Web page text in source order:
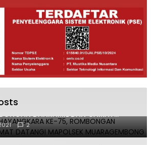
HUT BHAYANGKARA KE-75,
DANRAMIL DAN CAMAT
MAPOLSEK MUARAGEMBONG
2